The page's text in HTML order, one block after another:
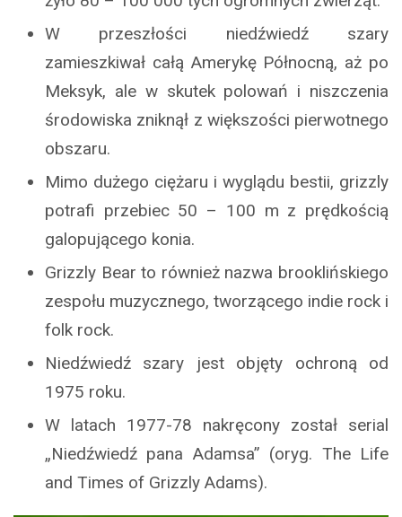
W przeszłości niedźwiedź szary
zamieszkiwał całą Amerykę Północną, aż po
Meksyk, ale w skutek polowań i niszczenia
środowiska zniknął z większości pierwotnego
obszaru.
Mimo dużego ciężaru i wyglądu bestii, grizzly
potrafi przebiec 50 – 100 m z prędkością
galopującego konia.
Grizzly Bear to również nazwa brooklińskiego
zespołu muzycznego, tworzącego indie rock i
folk rock.
Niedźwiedź szary jest objęty ochroną od
1975 roku.
W latach 1977-78 nakręcony został serial
„Niedźwiedź pana Adamsa” (oryg. The Life
and Times of Grizzly Adams).